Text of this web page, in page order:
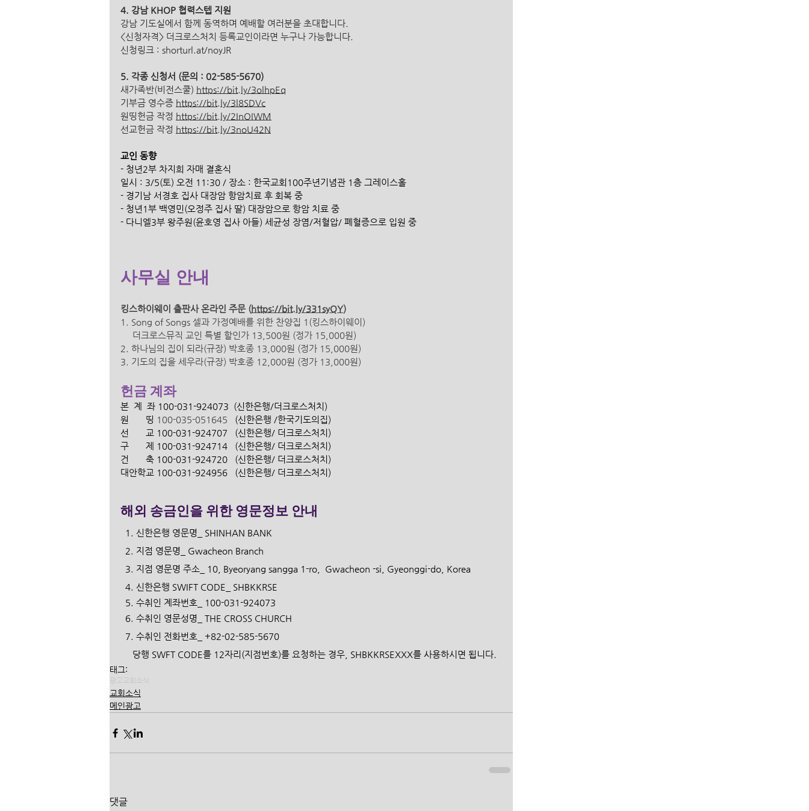
4. 강남 KHOP 협력스텝 지원
강남 기도실에서 함께 동역하며 예배할 여러분을 초대합니다.
<신청자격> 더크로스처치 등록교인이라면 누구나 가능합니다.
신청링크 : shorturl.at/noyJR
5. 각종 신청서 (문의 : 02-585-5670)
새가족반(비전스쿨) https://bit.ly/3olhpEq
기부금 영수증 https://bit.ly/3l8SDVc
원띵헌금 작정 https://bit.ly/2InOIWM
선교헌금 작정 https://bit.ly/3noU42N
교인 동향
- 청년2부 차지희 자매 결혼식
일시 : 3/5(토) 오전 11:30 / 장소 : 한국교회100주년기념관 1층 그레이스홀
- 경기남 서경호 집사 대장암 항암치료 후 회복 중
- 청년1부 백영민(오정주 집사 딸) 대장암으로 항암 치료 중
- 다니엘3부 왕주원(윤호영 집사 아들) 세균성 장염/저혈압/ 폐혈증으로 입원 중
사무실 안내
킹스하이웨이 출판사 온라인 주문 (https://bit.ly/331syQY)
1. Song of Songs 셀과 가정예배를 위한 찬양집 1(킹스하이웨이)
더크로스뮤직 교인 특별 할인가 13,500원 (정가 15,000원)
2. 하나님의 집이 되라(규장) 박호종 13,000원 (정가 15,000원)
3. 기도의 집을 세우라(규장) 박호종 12,000원 (정가 13,000원)
헌금 계좌
본  계  좌 100-031-924073  (신한은행/더크로스처치)
원       띵 100-035-051645
   (신한은행 /한국기도의집)
선       교 100-031-924707   (신한은행/ 더크로스처치)
구       제 100-031-924714   (신한은행/ 더크로스처치)
건       축 100-031-924720   (신한은행/ 더크로스처치)
대안학교 100-031-924956   (신한은행/ 더크로스처치)
해외 송금인을 위한 영문정보 안내
  1. 신한은행 영문명_ SHINHAN BANK
  2. 지점 영문명_ Gwacheon Branch
  3. 지점 영문명 주소_ 10, Byeoryang sangga 1-ro,  Gwacheon -si, Gyeonggi-do, Korea
  4. 신한은행 SWIFT CODE_ SHBKKRSE
  5. 수취인 계좌번호_ 100-031-924073
  6. 수취인 영문성명_ THE CROSS CHURCH
  7. 수취인 전화번호_ +82-02-585-5670
     당행 SWFT CODE를 12자리(지점번호)를 요청하는 경우, SHBKKRSEXXX를 사용하시면 됩니다.﻿
태그:
교회소식
메인광고
댓글